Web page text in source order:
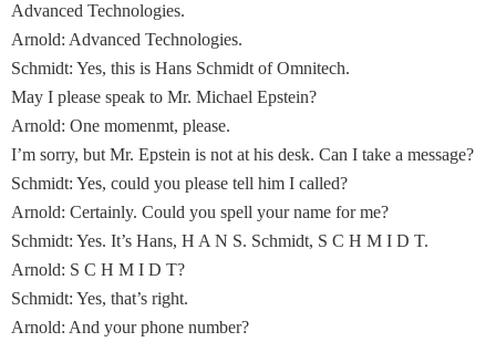
Advanced Technologies.
Arnold: Advanced Technologies.
Schmidt: Yes, this is Hans Schmidt of Omnitech.
May I please speak to Mr. Michael Epstein?
Arnold: One momenmt, please.
I’m sorry, but Mr. Epstein is not at his desk. Can I take a message?
Schmidt: Yes, could you please tell him I called?
Arnold: Certainly. Could you spell your name for me?
Schmidt: Yes. It’s Hans, H A N S. Schmidt, S C H M I D T.
Arnold: S C H M I D T?
Schmidt: Yes, that’s right.
Arnold: And your phone number?